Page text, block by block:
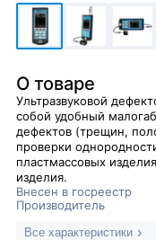
О товаре
Ультразвуковой
собой удобный
дефектов (трещин,
проверки
пластмассовых
изделия.
Внесен в госреестр
Производитель
Все характеристики